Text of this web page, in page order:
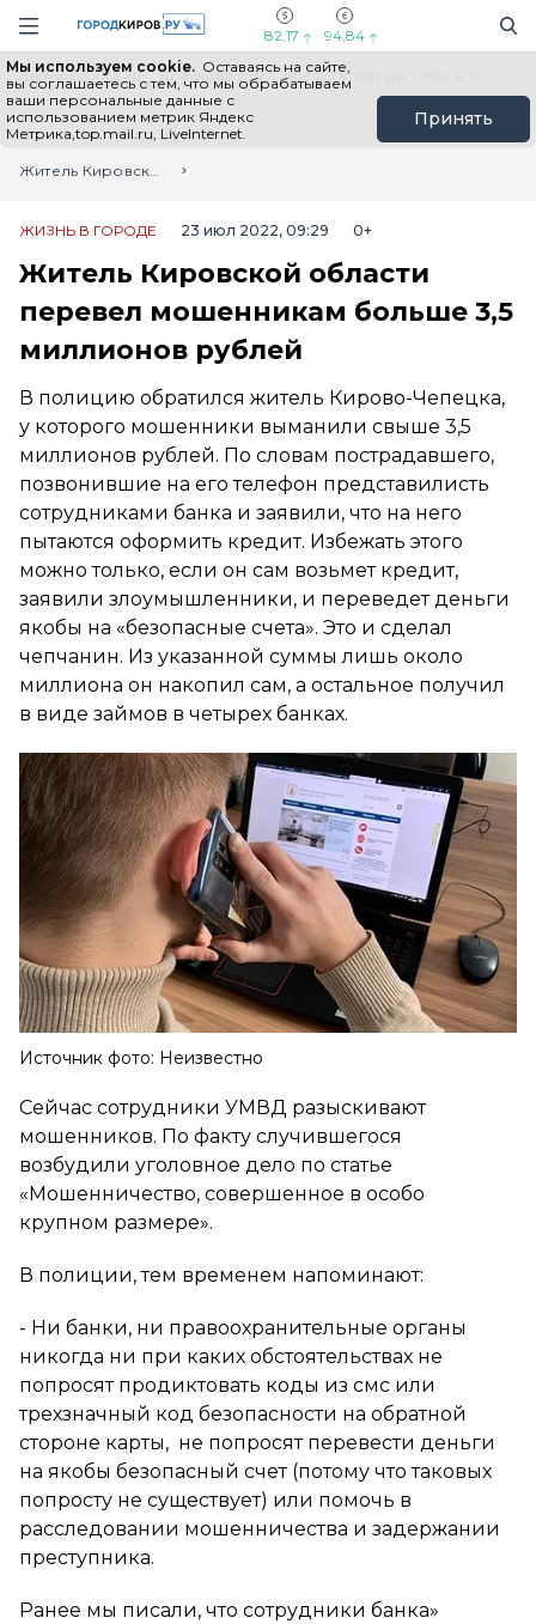
Навигация сайта
82,17 94,84
Мы используем cookie. Оставаясь на сайте,
вы соглашаетесь с тем, что мы обрабатываем
ваши персональные данные с
использованием метрик Яндекс
Метрика,top.mail.ru, LiveInternet.
Принять
Выборы - 2026 Все новости Мы в Telegram
Главная
Лента новостей
Житель Кировской области перевел мошенникам больше 3,5 миллионов рублей
ЖИЗНЬ В ГОРОДЕ 23 июл 2022, 09:29 0+
Житель Кировской области
перевел мошенникам больше 3,5
миллионов рублей
В полицию обратился житель Кирово-Чепецка,
у которого мошенники выманили свыше 3,5
миллионов рублей. По словам пострадавшего,
позвонившие на его телефон представилисть
сотрудниками банка и заявили, что на него
пытаются оформить кредит. Избежать этого
можно только, если он сам возьмет кредит,
заявили злоумышленники, и переведет деньги
якобы на «безопасные счета». Это и сделал
чепчанин. Из указанной суммы лишь около
миллиона он накопил сам, а остальное получил
в виде займов в четырех банках.
Источник фото: Неизвестно
Сейчас сотрудники УМВД разыскивают
мошенников. По факту случившегося
возбудили уголовное дело по статье
«Мошенничество, совершенное в особо
крупном размере».
В полиции, тем временем напоминают:
- Ни банки, ни правоохранительные органы
никогда ни при каких обстоятельствах не
попросят продиктовать коды из смс или
трехзначный код безопасности на обратной
стороне карты, не попросят перевести деньги
на якобы безопасный счет (потому что таковых
попросту не существует) или помочь в
расследовании мошенничества и задержании
преступника.
Ранее мы писали, что сотрудники банка»